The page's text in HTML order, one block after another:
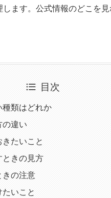
ます。公式情報のどこを
目次
類はどれか
違い
たいこと
きの見方
の注意
いこと